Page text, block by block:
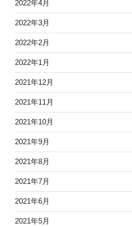
2022年4月
2022年3月
2022年2月
2022年1月
2021年12月
2021年11月
2021年10月
2021年9月
2021年8月
2021年7月
2021年6月
2021年5月